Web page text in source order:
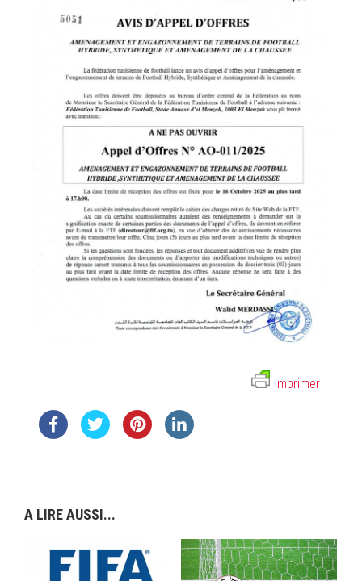
Imprimer
A LIRE AUSSI...